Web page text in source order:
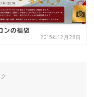
ンの福袋
2015年12月28日